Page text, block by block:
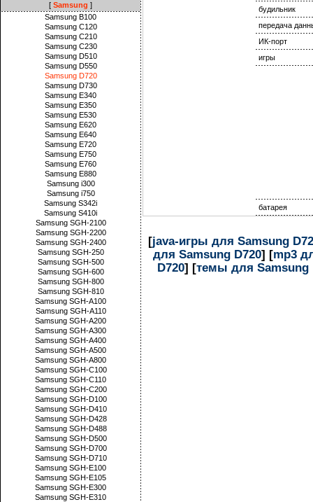
[ Samsung ]
Samsung B100
Samsung C120
Samsung C210
Samsung C230
Samsung D510
Samsung D550
Samsung D720
Samsung D730
Samsung E340
Samsung E350
Samsung E530
Samsung E620
Samsung E640
Samsung E720
Samsung E750
Samsung E760
Samsung E880
Samsung i300
Samsung i750
Samsung S342i
Samsung S410i
Samsung SGH-2100
Samsung SGH-2200
Samsung SGH-2400
Samsung SGH-250
Samsung SGH-500
Samsung SGH-600
Samsung SGH-800
Samsung SGH-810
Samsung SGH-A100
Samsung SGH-A110
Samsung SGH-A200
Samsung SGH-A300
Samsung SGH-A400
Samsung SGH-A500
Samsung SGH-A800
Samsung SGH-C100
Samsung SGH-C110
Samsung SGH-C200
Samsung SGH-D100
Samsung SGH-D410
Samsung SGH-D428
Samsung SGH-D488
Samsung SGH-D500
Samsung SGH-D700
Samsung SGH-D710
Samsung SGH-E100
Samsung SGH-E105
Samsung SGH-E300
Samsung SGH-E310
будильник
передача
ИК-порт
игры
батарея
[java-игры для Samsung
для Samsung D720] [mp3
D720] [темы для Samsung